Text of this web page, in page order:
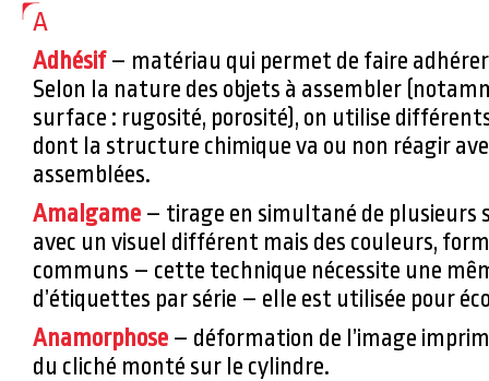
A
Adhésif– matériau qui permet de faire
Selon la nature des objets à assembler
surface : rugosité, porosité), on utilise
dont la structure chimique va ou non réagir
assemblées.
Amalgame – tirage en simultané de plusieurs
avec un visuel différent mais des couleurs,
communs – cette technique nécessite une
d’étiquettes par série – elle est utilisée pour
Anamorphose – déformation de l’image
du cliché monté sur le cylindre.